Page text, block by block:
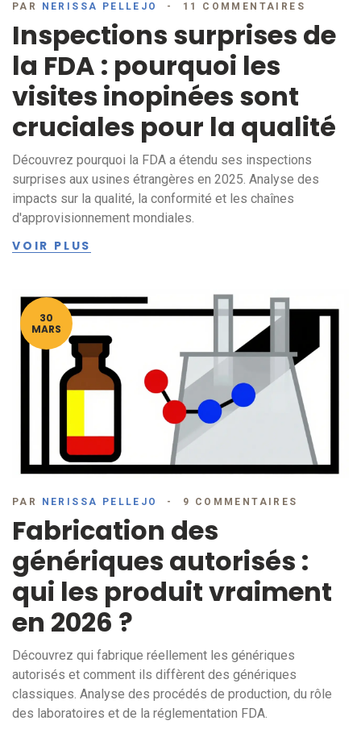
PAR NERISSA PELLEJO 11 COMMENTAIRES
Inspections surprises de
la FDA : pourquoi les
visites inopinées sont
cruciales pour la qualité
Découvrez pourquoi la FDA a étendu ses inspections
surprises aux usines étrangères en 2025. Analyse des
impacts sur la qualité, la conformité et les chaînes
d'approvisionnement mondiales.
VOIR PLUS
30
MARS
PAR NERISSA PELLEJO 9 COMMENTAIRES
Fabrication des
génériques autorisés :
qui les produit vraiment
en 2026 ?
Découvrez qui fabrique réellement les génériques
autorisés et comment ils diffèrent des génériques
classiques. Analyse des procédés de production, du rôle
des laboratoires et de la réglementation FDA.